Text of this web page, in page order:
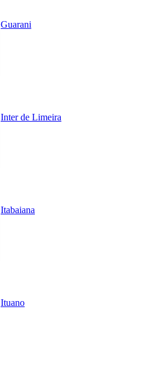
Guarani
Inter de Limeira
Itabaiana
Ituano